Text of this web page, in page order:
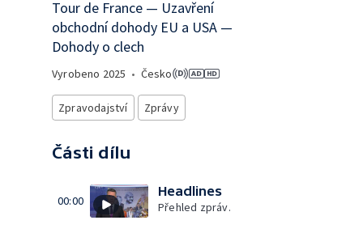
Tour de France — Uzavření
obchodní dohody EU a USA —
Dohody o clech
Vyrobeno 2025 • Česko
Zpravodajství Zprávy
Části dílu
00:00
Headlines
Přehled zpráv.